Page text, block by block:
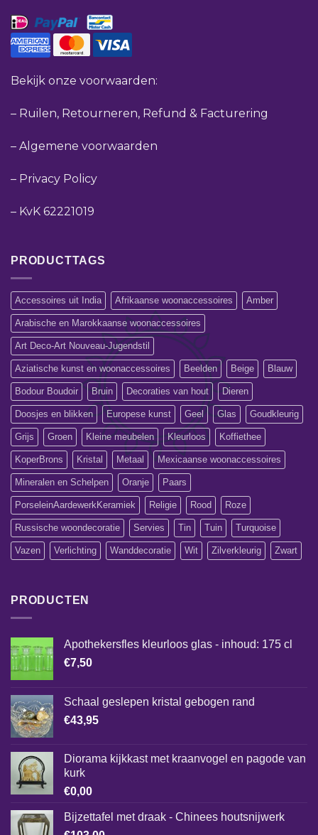
Bekijk onze voorwaarden:
– Ruilen, Retourneren, Refund & Facturering
– Algemene voorwaarden
– Privacy Policy
– KvK 62221019
PRODUCTTAGS
Accessoires uit India Afrikaanse woonaccessoires Amber
Arabische en Marokkaanse woonaccessoires
Art Deco-Art Nouveau-Jugendstil
Aziatische kunst en woonaccessoires Beelden Beige Blauw
Bodour Boudoir Bruin Decoraties van hout Dieren
Doosjes en blikken Europese kunst Geel Glas Goudkleurig
Grijs Groen Kleine meubelen Kleurloos Koffiethee
KoperBrons Kristal Metaal Mexicaanse woonaccessoires
Mineralen en Schelpen Oranje Paars
PorseleinAardewerkKeramiek Religie Rood Roze
Russische woondecoratie Servies Tin Tuin Turquoise
Vazen Verlichting Wanddecoratie Wit Zilverkleurig Zwart
PRODUCTEN
Apothekersfles kleurloos glas - inhoud: 175 cl
€7,50
Schaal geslepen kristal gebogen rand
€43,95
Diorama kijkkast met kraanvogel en pagode van
kurk
€0,00
Bijzettafel met draak - Chinees houtsnijwerk